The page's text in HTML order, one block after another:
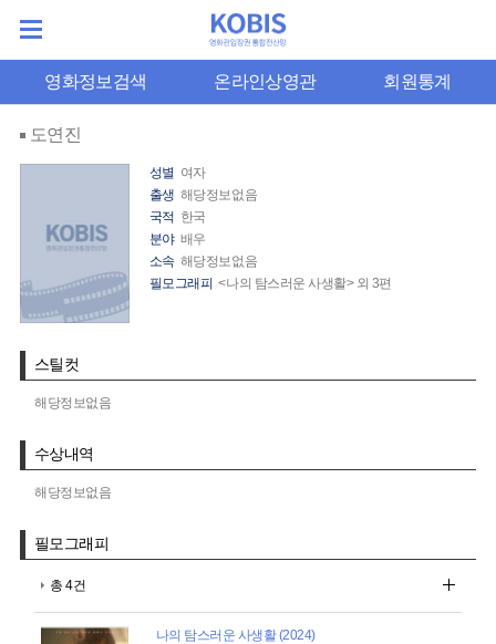
영화정보검색 온라인상영관 회원통계
도연진
성별 여자
출생 해당정보없음
국적 한국
분야 배우
소속 해당정보없음
필모그래피 <나의 탐스러운 사생활> 외 3편
스틸컷
해당정보없음
수상내역
해당정보없음
필모그래피
총 4건
나의 탐스러운 사생활 (2024)